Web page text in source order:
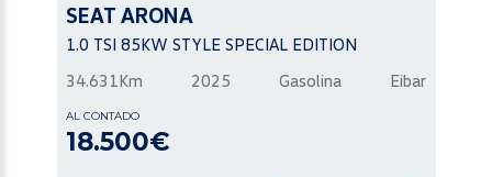
SEAT ARONA
1.0 TSI 85KW STYLE SPECIAL EDITION
34.631Km
2025 Gasolina Eibar
AL CONTADO
18.500€